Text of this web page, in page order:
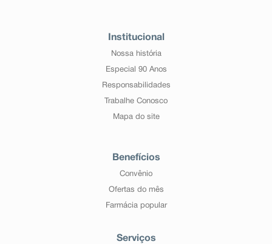
Institucional
Nossa história
Especial 90 Anos
Responsabilidades
Trabalhe Conosco
Mapa do site
Benefícios
Convênio
Ofertas do mês
Farmácia popular
Serviços